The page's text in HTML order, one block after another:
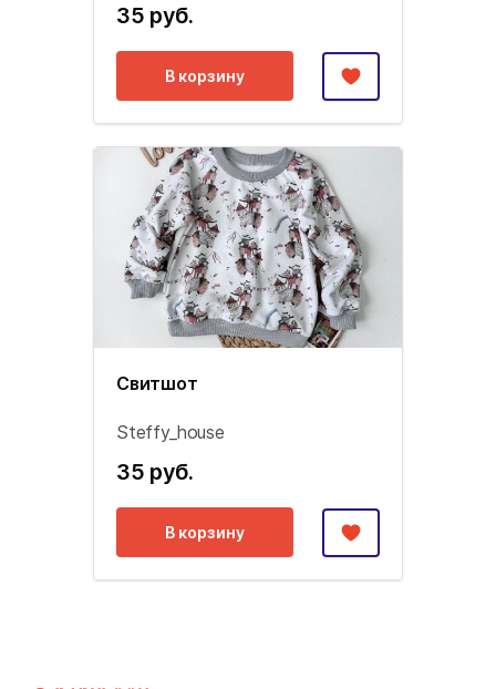
35 руб.
В корзину
Свитшот
Steffy_house
35 руб.
В корзину